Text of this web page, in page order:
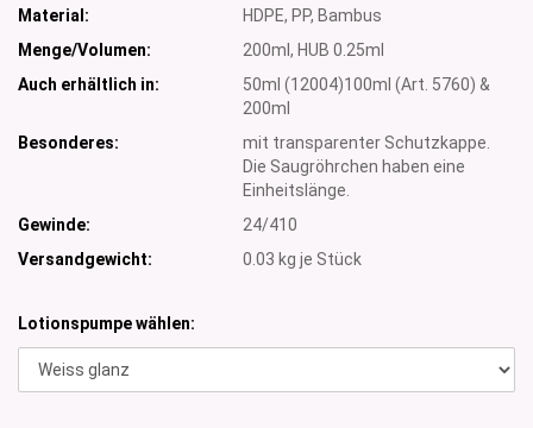
Material:
HDPE, PP, Bambus
Menge/Volumen:
200ml, HUB 0.25ml
Auch erhältlich in:
50ml (12004)100ml (Art. 5760) &
200ml
Besonderes:
mit transparenter Schutzkappe.
Die Saugröhrchen haben eine
Einheitslänge.
Gewinde:
24/410
Versandgewicht:
0.03 kg je Stück
Lotionspumpe wählen: